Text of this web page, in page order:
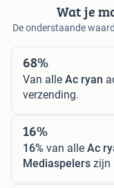
Wat je
De onderstaande
68%
Van alle Ac ryan
verzending.
16%
16% van alle Ac
Mediaspelers zijn